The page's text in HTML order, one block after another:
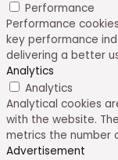
Performance
Performance
key performance
delivering a better
Analytics
Analytics
Analytical cookies
with the website.
metrics the number
Advertisement